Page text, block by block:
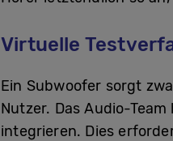
Virtuelle
Ein Subwoofer sorgt
Nutzer. Das Audio-
integrieren. Dies